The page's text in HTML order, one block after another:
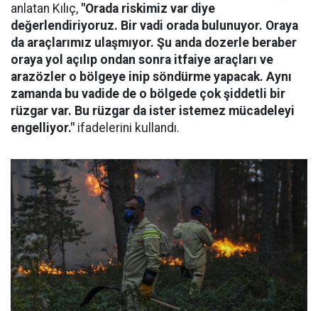
anlatan Kılıç, "Orada riskimiz var diye
değerlendiriyoruz. Bir vadi orada bulunuyor. Oraya
da araçlarımız ulaşmıyor. Şu anda dozerle beraber
oraya yol açılıp ondan sonra itfaiye araçları ve
arazözler o bölgeye inip söndürme yapacak. Aynı
zamanda bu vadide de o bölgede çok şiddetli bir
rüzgar var. Bu rüzgar da ister istemez mücadeleyi
engelliyor." ifadelerini kullandı.